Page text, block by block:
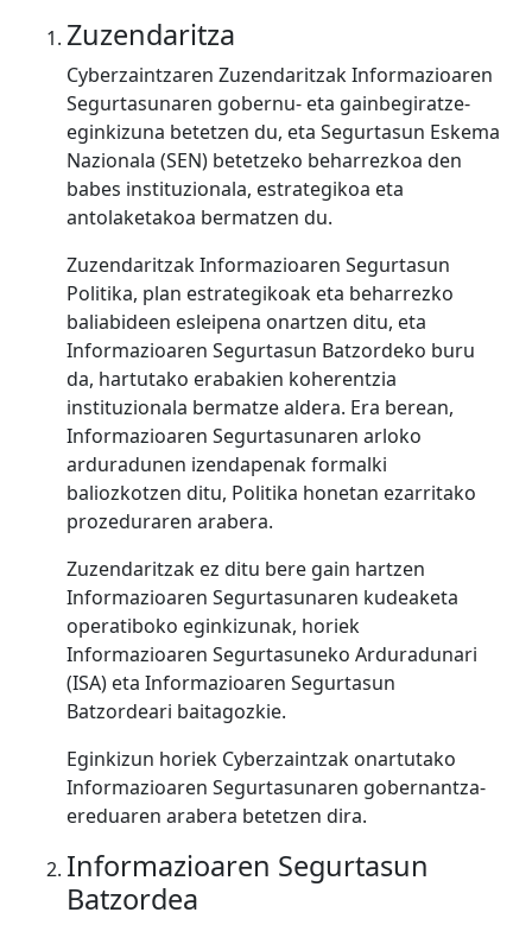
Zuzendaritza
Cyberzaintzaren Zuzendaritzak Informazioaren
Segurtasunaren gobernu- eta gainbegiratze-
eginkizuna betetzen du, eta Segurtasun Eskema
Nazionala (SEN) betetzeko beharrezkoa den
babes instituzionala, estrategikoa eta
antolaketakoa bermatzen du.
Zuzendaritzak Informazioaren Segurtasun
Politika, plan estrategikoak eta beharrezko
baliabideen esleipena onartzen ditu, eta
Informazioaren Segurtasun Batzordeko buru
da, hartutako erabakien koherentzia
instituzionala bermatze aldera. Era berean,
Informazioaren Segurtasunaren arloko
arduradunen izendapenak formalki
baliozkotzen ditu, Politika honetan ezarritako
prozeduraren arabera.
Zuzendaritzak ez ditu bere gain hartzen
Informazioaren Segurtasunaren kudeaketa
operatiboko eginkizunak, horiek
Informazioaren Segurtasuneko Arduradunari
(ISA) eta Informazioaren Segurtasun
Batzordeari baitagozkie.
Eginkizun horiek Cyberzaintzak onartutako
Informazioaren Segurtasunaren gobernantza-
ereduaren arabera betetzen dira.
Informazioaren Segurtasun
Batzordea